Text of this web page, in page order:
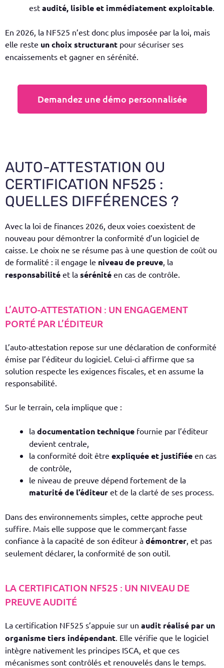
est audité, lisible et immédiatement exploitable.
En 2026, la NF525 n’est donc plus imposée par la loi, mais
elle reste un choix structurant pour sécuriser ses
encaissements et gagner en sérénité.
Demandez une démo personnalisée
AUTO-ATTESTATION OU
CERTIFICATION NF525 :
QUELLES DIFFÉRENCES ?
Avec la loi de finances 2026, deux voies coexistent de
nouveau pour démontrer la conformité d’un logiciel de
caisse. Le choix ne se résume pas à une question de coût ou
de formalité : il engage le niveau de preuve, la
responsabilité et la sérénité en cas de contrôle.
L’AUTO-ATTESTATION : UN ENGAGEMENT
PORTÉ PAR L’ÉDITEUR
L’auto-attestation repose sur une déclaration de conformité
émise par l’éditeur du logiciel. Celui-ci affirme que sa
solution respecte les exigences fiscales, et en assume la
responsabilité.
Sur le terrain, cela implique que :
la documentation technique fournie par l’éditeur
devient centrale,
la conformité doit être expliquée et justifiée en cas
de contrôle,
le niveau de preuve dépend fortement de la
maturité de l’éditeur et de la clarté de ses process.
Dans des environnements simples, cette approche peut
suffire. Mais elle suppose que le commerçant fasse
confiance à la capacité de son éditeur à démontrer, et pas
seulement déclarer, la conformité de son outil.
LA CERTIFICATION NF525 : UN NIVEAU DE
PREUVE AUDITÉ
La certification NF525 s’appuie sur un audit réalisé par un
organisme tiers indépendant. Elle vérifie que le logiciel
intègre nativement les principes ISCA, et que ces
mécanismes sont contrôlés et renouvelés dans le temps.